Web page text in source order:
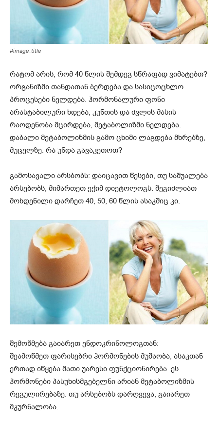
#image_title
რატომ არის, რომ 40 წლის შემდეგ სწრაფად ვიმატებთ?
ორგანიზმი თანდათან ბერდება და სასიცოცხლო
პროცესები ნელდება. ჰორმონალური ფონი
არასტაბილური ხდება, კუნთის და ძვლის მასის
რაოდენობა მცირდება, მეტაბოლიზმი ნელდება.
დაბალი მეტაბოლიზმის გამო ცხიმი ლაგდება მხრებზე,
მუცელზე. რა უნდა გავაკეთოთ?
გამოსავალი არსბობს: დაიცავით წესები, თუ საშუალება
არსებობს, მიმართეთ ექიმ დიეტოლოგს. შეგიძლიათ
მოხდენილი დარჩეთ 40, 50, 60 წლის ასაკშიც კი.
შემოწმება გაიარეთ ენდოკრინოლოგთან:
შეამოწმეთ ფარისებრი ჰორმონების მუშაობა, ასაკთან
ერთად იწყება მათი უარესი ფუნქციონირება. ეს
ჰორმონები პასუხისმგებელნი არიან მეტაბოლიზმის
რეგულირებაზე. თუ არსებობს დარღვევა, გაიარეთ
მკურნალობა.